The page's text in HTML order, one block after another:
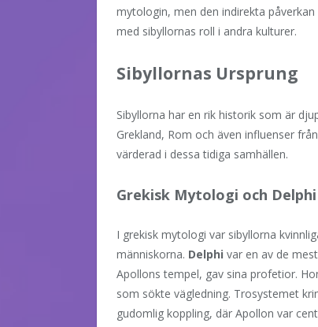
mytologin, men den indirekta
med sibyllornas roll i andra kulturer.
Sibyllornas Ursprung
Sibyllorna har en rik historik som är
Grekland, Rom och även influenser
värderad i dessa tidiga samhällen.
Grekisk Mytologi och Delphi
I grekisk mytologi var sibyllorna
människorna. Delphi var en av de
Apollons tempel, gav sina profetior.
som sökte vägledning. Trosystemet
gudomlig koppling, där Apollon var